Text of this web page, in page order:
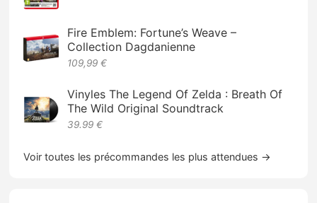
Fire Emblem: Fortune’s Weave –
Collection Dagdanienne
109,99 €
Vinyles The Legend Of Zelda : Breath Of
The Wild Original Soundtrack
39.99 €
Voir toutes les précommandes les plus attendues →